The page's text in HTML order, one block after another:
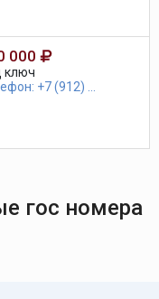
000
ключ
+7 (912) ...
гос номера